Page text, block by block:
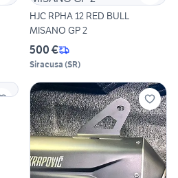
HJC RPHA 12 RED BULL
MISANO GP 2
500 €
Siracusa (SR)